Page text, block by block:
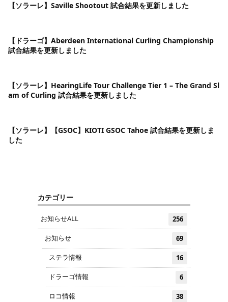
【ソラーレ】Saville Shootout 試合結果を更新しました
【ドラーゴ】Aberdeen International Curling Championship
試合結果を更新しました
【ソラーレ】HearingLife Tour Challenge Tier 1 – The Grand Sl
am of Curling 試合結果を更新しました
【ソラーレ】【GSOC】KIOTI GSOC Tahoe 試合結果を更新しま
した
カテゴリー
お知らせALL 256
お知らせ 69
ステラ情報 16
ドラーゴ情報 6
ロコ情報 38